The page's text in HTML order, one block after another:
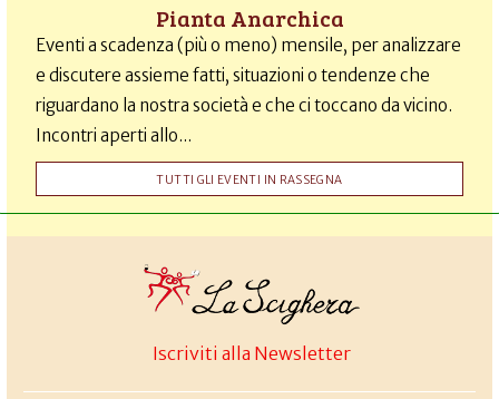
Pianta Anarchica
Eventi a scadenza (più o meno) mensile, per analizzare
e discutere assieme fatti, situazioni o tendenze che
riguardano la nostra società e che ci toccano da vicino.
Incontri aperti allo...
TUTTI GLI EVENTI IN RASSEGNA
Iscriviti alla Newsletter